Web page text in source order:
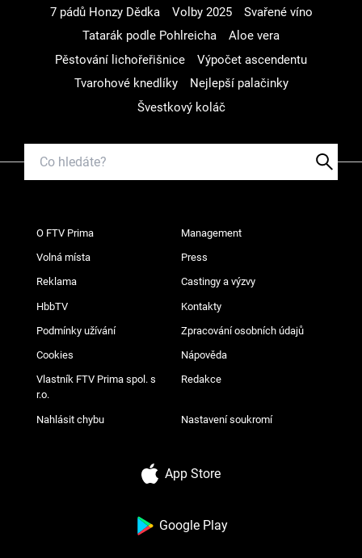
7 pádů Honzy Dědka
Volby 2025
Svařené víno
Tatarák podle Pohlreicha
Aloe vera
Pěstování lichořeřišnice
Výpočet ascendentu
Tvarohové knedlíky
Nejlepší palačinky
Švestkový koláč
O FTV Prima Management
Volná místa Press
Reklama Castingy a výzvy
HbbTV Kontakty
Podmínky užívání Zpracování osobních údajů
Cookies Nápověda
Vlastník FTV Prima spol. s
r.o.
Redakce
Nahlásit chybu Nastavení soukromí
App Store
Google Play